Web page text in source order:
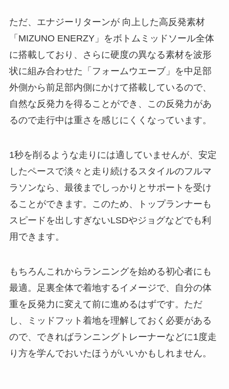
ただ、エナジーリターンが 向上した高反発素材
「MIZUNO ENERZY」をボトムミッドソール全体
に搭載しており、さらに硬度の異なる素材を波形
状に組み合わせた「フォームウエーブ」を中足部
外側から前足部内側にかけて搭載しているので、
自然な反発力を得ることができ、この反発力があ
るので走行中は重さを感じにくくなっています。
1秒を削るような走りには適していませんが、安定
したペースで淡々と走り続けるスタイルのフルマ
ラソンなら、最後までしっかりとサポートを受け
ることができます。このため、トップランナーも
スピードを出しすぎないLSDやジョグなどでも利
用できます。
もちろんこれからランニングを始める初心者にも
最適。足裏全体で着地するイメージで、自分の体
重を反発力に変えて前に進めるはずです。ただ
し、ミッドフット着地を理解しておく必要がある
ので、できればランニングトレーナーなどに1度走
り方を学んでおいたほうがいいかもしれません。